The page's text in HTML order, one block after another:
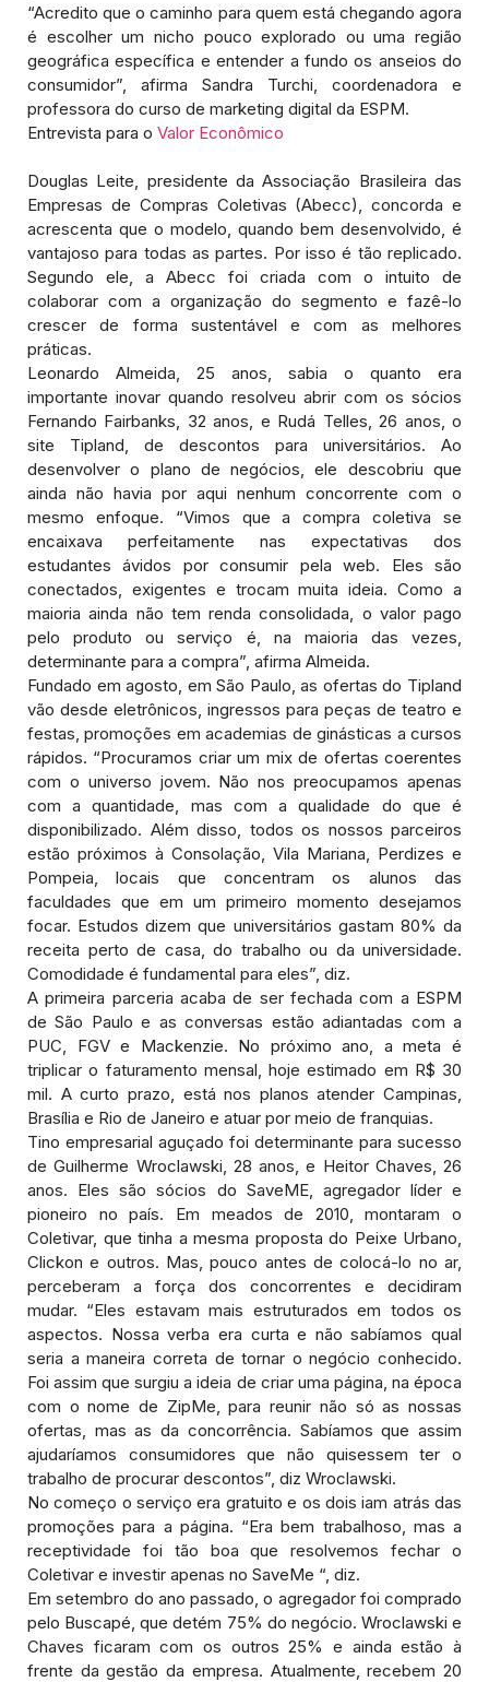
“Acredito que o caminho para quem está chegando agora
é escolher um nicho pouco explorado ou uma região
geográfica específica e entender a fundo os anseios do
consumidor”, afirma Sandra Turchi, coordenadora e
professora do curso de marketing digital da ESPM.
Entrevista para o Valor Econômico
Douglas Leite, presidente da Associação Brasileira das
Empresas de Compras Coletivas (Abecc), concorda e
acrescenta que o modelo, quando bem desenvolvido, é
vantajoso para todas as partes. Por isso é tão replicado.
Segundo ele, a Abecc foi criada com o intuito de
colaborar com a organização do segmento e fazê-lo
crescer de forma sustentável e com as melhores
práticas.
Leonardo Almeida, 25 anos, sabia o quanto era
importante inovar quando resolveu abrir com os sócios
Fernando Fairbanks, 32 anos, e Rudá Telles, 26 anos, o
site Tipland, de descontos para universitários. Ao
desenvolver o plano de negócios, ele descobriu que
ainda não havia por aqui nenhum concorrente com o
mesmo enfoque. “Vimos que a compra coletiva se
encaixava perfeitamente nas expectativas dos
estudantes ávidos por consumir pela web. Eles são
conectados, exigentes e trocam muita ideia. Como a
maioria ainda não tem renda consolidada, o valor pago
pelo produto ou serviço é, na maioria das vezes,
determinante para a compra”, afirma Almeida.
Fundado em agosto, em São Paulo, as ofertas do Tipland
vão desde eletrônicos, ingressos para peças de teatro e
festas, promoções em academias de ginásticas a cursos
rápidos. “Procuramos criar um mix de ofertas coerentes
com o universo jovem. Não nos preocupamos apenas
com a quantidade, mas com a qualidade do que é
disponibilizado. Além disso, todos os nossos parceiros
estão próximos à Consolação, Vila Mariana, Perdizes e
Pompeia, locais que concentram os alunos das
faculdades que em um primeiro momento desejamos
focar. Estudos dizem que universitários gastam 80% da
receita perto de casa, do trabalho ou da universidade.
Comodidade é fundamental para eles”, diz.
A primeira parceria acaba de ser fechada com a ESPM
de São Paulo e as conversas estão adiantadas com a
PUC, FGV e Mackenzie. No próximo ano, a meta é
triplicar o faturamento mensal, hoje estimado em R$ 30
mil. A curto prazo, está nos planos atender Campinas,
Brasília e Rio de Janeiro e atuar por meio de franquias.
Tino empresarial aguçado foi determinante para sucesso
de Guilherme Wroclawski, 28 anos, e Heitor Chaves, 26
anos. Eles são sócios do SaveME, agregador líder e
pioneiro no país. Em meados de 2010, montaram o
Coletivar, que tinha a mesma proposta do Peixe Urbano,
Clickon e outros. Mas, pouco antes de colocá-lo no ar,
perceberam a força dos concorrentes e decidiram
mudar. “Eles estavam mais estruturados em todos os
aspectos. Nossa verba era curta e não sabíamos qual
seria a maneira correta de tornar o negócio conhecido.
Foi assim que surgiu a ideia de criar uma página, na época
com o nome de ZipMe, para reunir não só as nossas
ofertas, mas as da concorrência. Sabíamos que assim
ajudaríamos consumidores que não quisessem ter o
trabalho de procurar descontos”, diz Wroclawski.
No começo o serviço era gratuito e os dois iam atrás das
promoções para a página. “Era bem trabalhoso, mas a
receptividade foi tão boa que resolvemos fechar o
Coletivar e investir apenas no SaveMe “, diz.
Em setembro do ano passado, o agregador foi comprado
pelo Buscapé, que detém 75% do negócio. Wroclawski e
Chaves ficaram com os outros 25% e ainda estão à
frente da gestão da empresa. Atualmente, recebem 20